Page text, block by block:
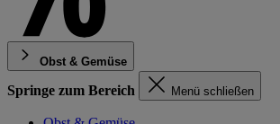
Obst & Gemüse
Springe zum Bereich Menü schließen